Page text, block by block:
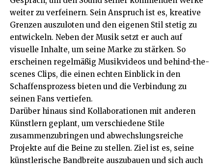
weiter zu verfeinern. Sein Anspruch ist es, kreative
Grenzen auszuloten und den eigenen Stil stetig zu
entwickeln. Neben der Musik setzt er auch auf
visuelle Inhalte, um seine Marke zu stärken. So
erscheinen regelmäßig Musikvideos und behind-the-
scenes Clips, die einen echten Einblick in den
Schaffensprozess bieten und die Verbindung zu
seinen Fans vertiefen.
Darüber hinaus sind Kollaborationen mit anderen
Künstlern geplant, um verschiedene Stile
zusammenzubringen und abwechslungsreiche
Projekte auf die Beine zu stellen. Ziel ist es, seine
künstlerische Bandbreite auszubauen und sich auch